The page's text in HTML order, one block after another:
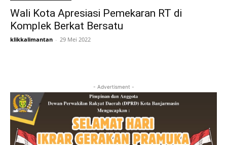
Wali Kota Apresiasi Pemekaran RT di
Komplek Berkat Bersatu
klikkalimantan - 29 Mei 2022
- Advertisment -